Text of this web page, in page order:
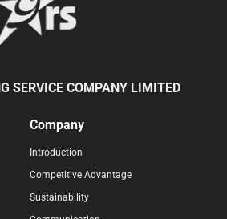
SERVICE COMPANY LIMITED
Company
Introduction
Competitive Advantage
Sustainability